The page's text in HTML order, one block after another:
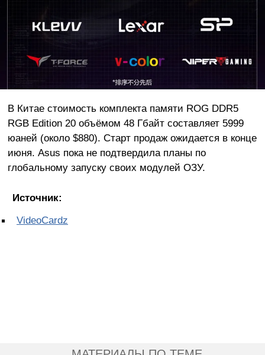
В Китае стоимость комплекта памяти ROG DDR5
RGB Edition 20 объёмом 48 Гбайт составляет 5999
юаней (около $880). Старт продаж ожидается в конце
июня. Asus пока не подтвердила планы по
глобальному запуску своих модулей ОЗУ.
Источник:
VideoCardz